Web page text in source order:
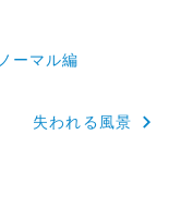
ーマル編
失われる風景